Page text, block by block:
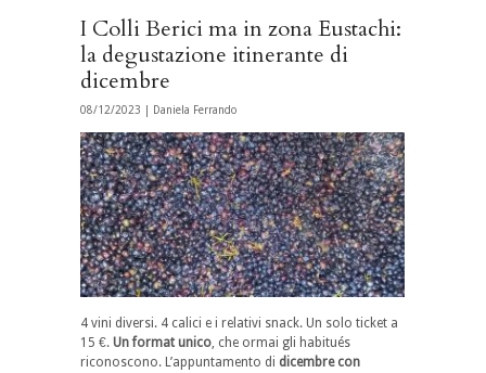
I Colli Berici ma in zona Eustachi:
la degustazione itinerante di
dicembre
08/12/2023 | Daniela Ferrando
4 vini diversi. 4 calici e i relativi snack. Un solo ticket a
15 €. Un format unico, che ormai gli habitués
riconoscono. L’appuntamento di dicembre con